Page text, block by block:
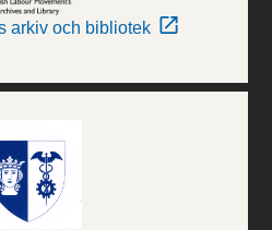
arkiv och bibliotek